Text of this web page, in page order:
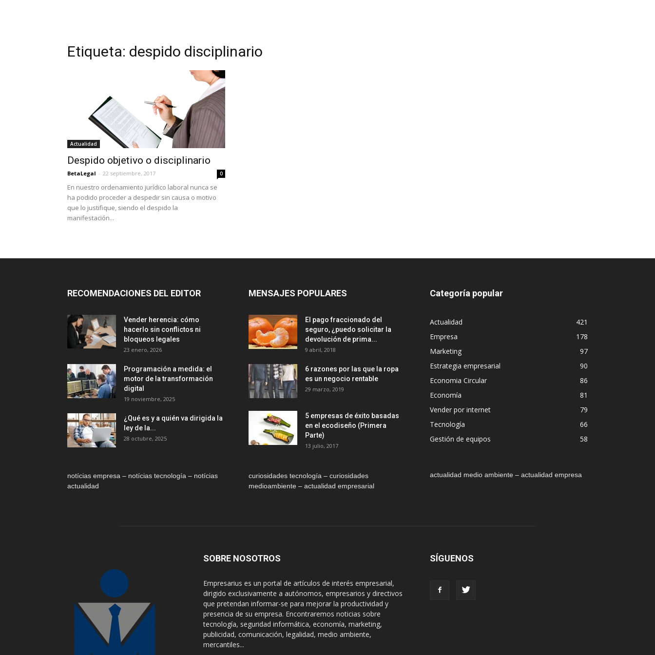
Etiqueta: despido disciplinario
Actualidad
Despido objetivo o disciplinario
BetaLegal - 22 septiembre, 2017 0
En nuestro ordenamiento jurídico laboral nunca se
ha podido proceder a despedir sin causa o motivo
que lo justifique, siendo el despido la
manifestación...
RECOMENDACIONES DEL EDITOR
Vender herencia: cómo
hacerlo sin conflictos ni
bloqueos legales
23 enero, 2026
Programación a medida: el
motor de la transformación
digital
19 noviembre, 2025
¿Qué es y a quién va dirigida la
ley de la...
28 octubre, 2025
notícias empresa – notícias tecnología – notícias
actualidad
MENSAJES POPULARES
El pago fraccionado del
seguro, ¿puedo solicitar la
devolución de prima...
9 abril, 2018
6 razones por las que la ropa
es un negocio rentable
29 marzo, 2019
5 empresas de éxito basadas
en el ecodiseño (Primera
Parte)
13 julio, 2017
curiosidades tecnología – curiosidades
medioambiente – actualidad empresarial
Categoría popular
Actualidad
421
Empresa
178
Marketing
97
Estrategia empresarial
90
Economia Circular
86
Economía
81
Vender por internet
79
Tecnología
66
Gestión de equipos
58
actualidad medio ambiente – actualidad empresa
SOBRE NOSOTROS
Empresarius es un portal de artículos de interés empresarial,
dirigido exclusivamente a autónomos, empresarios y directivos
que pretendan informar-se para mejorar la productividad y
presencia de su empresa. Encontraremos noticias sobre
tecnología, seguridad informática, economía, marketing,
publicidad, comunicación, legalidad, medio ambiente,
mercantiles...
SÍGUENOS